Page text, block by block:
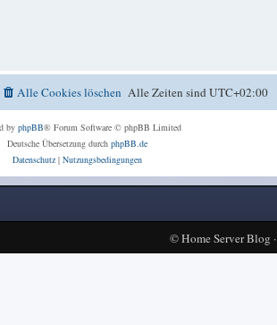
Alle Zeiten sindUTC+02:00
Alle Cookies löschen
by phpBB® Forum Software © phpBB Limited
Deutsche Übersetzung durch phpBB.de
Datenschutz| Nutzungsbedingungen
©Home Server Blog